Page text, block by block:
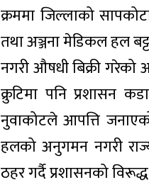
क्रममा जिल्लाको
तथा अञ्जना मेडिकल हल
नगरी औषधी बिक्री गरेको
क्रुटिमा पनि प्रशासन
नुवाकोटले आपत्ति
हलको अनुगमन नगरी
ठहर गर्दै प्रशासनको